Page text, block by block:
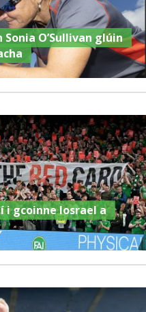
O’Sullivan glúin
i gcoinne Iosrael a